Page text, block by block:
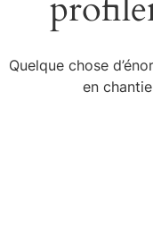
Quelque chose
en